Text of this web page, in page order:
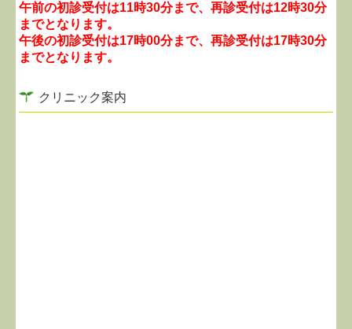
クリニック案内
午前の初診受付は11時30分まで、再診受付は12時30分
までとなります。
午後の初診受付は17時00分まで、再診受付は17時30分
までとなります。